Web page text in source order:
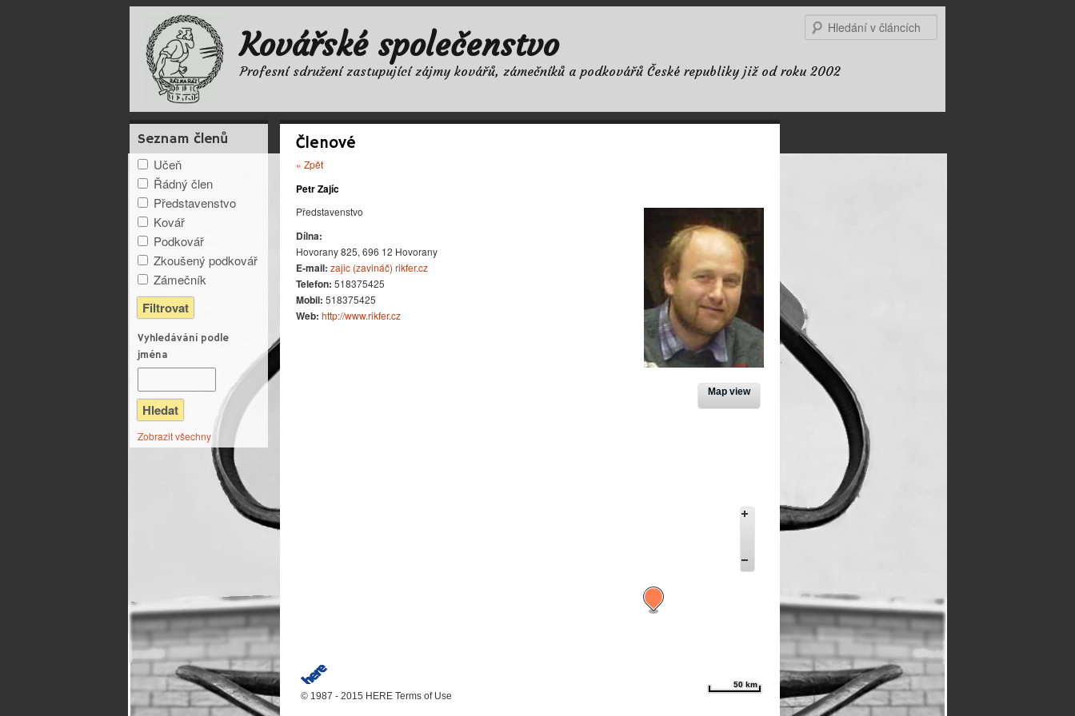
Kovářské společenstvo
Profesní sdružení zastupující zájmy kovářů, zámečníků a podkovářů České republiky již od roku 2002
Seznam členů
Učeň
Řádný člen
Představenstvo
Kovář
Podkovář
Zkoušený podkovář
Zámečník
Vyhledávání podle
jména
Zobrazit všechny
Členové
« Zpět
Petr Zajíc
Představenstvo
Dílna:
Hovorany 825, 696 12 Hovorany
E-mail: zajic (zavináč) rikfer.cz
Telefon: 518375425
Mobil: 518375425
Web: http://www.rikfer.cz
© 1987 - 2015 HERE Terms of Use
Map view